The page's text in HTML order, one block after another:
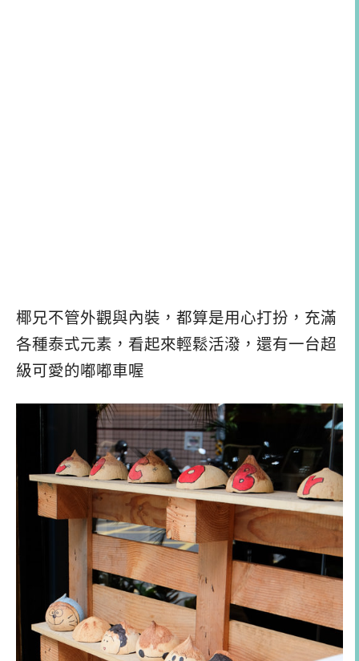
椰兄不管外觀與內裝，都算是用心打扮，充滿
各種泰式元素，看起來輕鬆活潑，還有一台超
級可愛的嘟嘟車喔